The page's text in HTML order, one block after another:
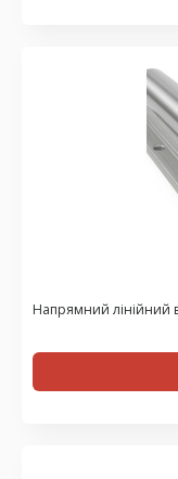
Напрямний лінійний